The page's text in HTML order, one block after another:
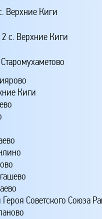
Верхние Киги
Верхние Киги
Киги
Советского Союза